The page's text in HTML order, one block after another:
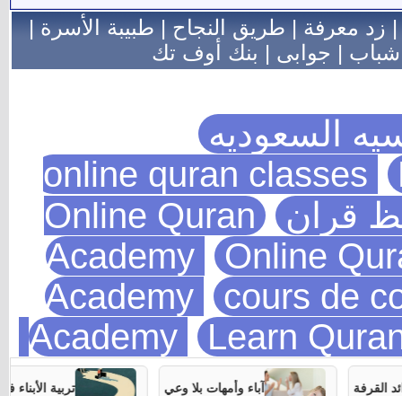
معرفة|طريق النجاح|طبيبة الأسرة|
|جوابى |بنك أوف تك
السعوديه
قران Online Quran
Academy Online
Academy cours de
Academy Learn
تربية الأبناء في غياب الأب آباء وأمهات بلا وعي